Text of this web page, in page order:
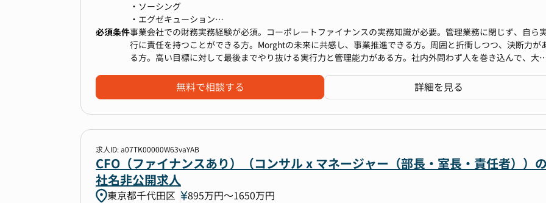
・ソーシング
・エグゼキューション
M&Aの戦略立案からクロージングまで一連の流れをリードいただきます
※M&A戦略推進が直近のメイン業務ですが、ご経験に応じてゆくゆくはCFO業務もカバーいただくこともあ
・現状財務チームはなく、経営戦略及びコーポレートと連携して業務推進頂きます
・現状の業務体制としては中計の作成及び予算策定は経営戦略チームが担当、経理/税務/法務/労務/総務/借
◆当社に入るメリット
①事業拡大フェーズのど真ん中
寝具ブランド寝具ブランドの拡大・海外事業推進・新規ブランド立ち上げなど、どれも経営インパクトのあ
大きなチャレンジがたくさん転がっています。
必須条件事業会社での財務実務経験が必須。コーポレートファイナンスの実務知識が必要。管理業務に閉じず、自ら
行に責任を持つことができる方。Morghtの未来に共感し、事業推進できる方。周囲と折衝しつつ、決断力が
る方。高い目標に対して最後までやり抜ける実行力と管理能力がある方。社内外問わず人を巻き込んで、大
無料で相談する 詳細を見る
求人ID: a07TK00000W63vaYAB
CFO（ファイナンスあり）（コンサル x マネージャー（部長・室長・責任者））
社名非公開求人
東京都千代田区 895万円〜1650万円